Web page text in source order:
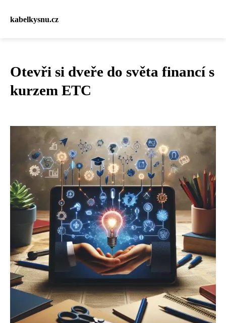
kabelkysnu.cz
Otevři si dveře do světa financí s
kurzem ETC